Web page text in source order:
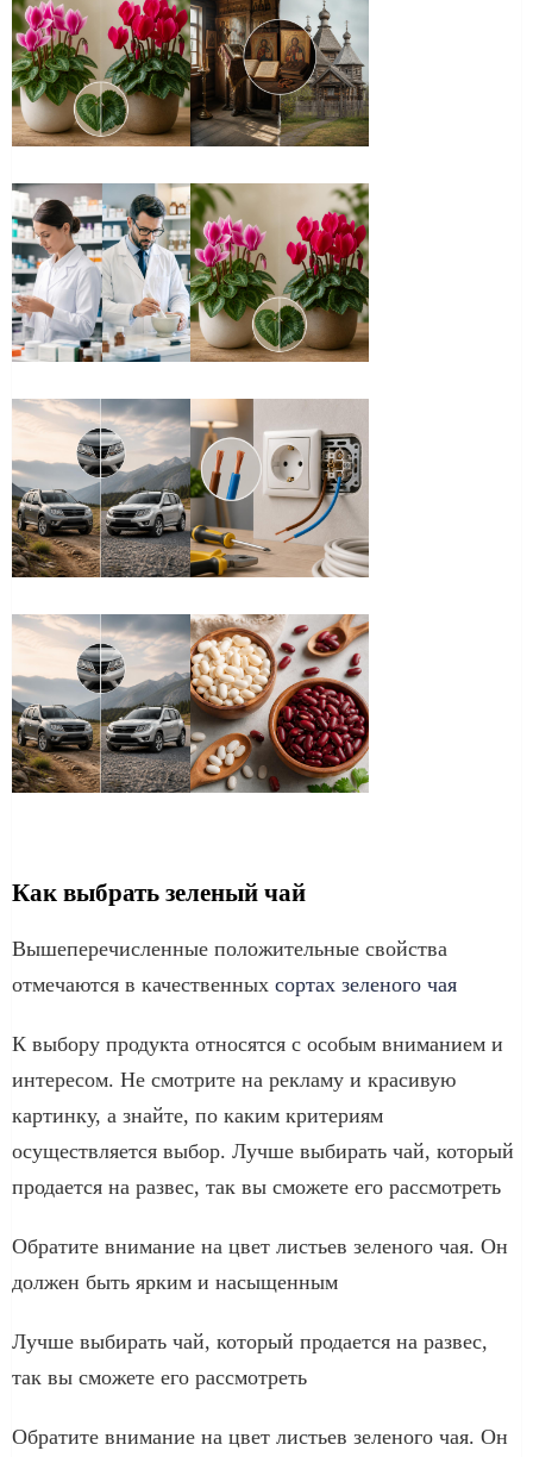
Как выбрать зеленый чай
Вышеперечисленные положительные свойства
отмечаются в качественных сортах зеленого чая
К выбору продукта относятся с особым вниманием и
интересом. Не смотрите на рекламу и красивую
картинку, а знайте, по каким критериям
осуществляется выбор. Лучше выбирать чай, который
продается на развес, так вы сможете его рассмотреть
Обратите внимание на цвет листьев зеленого чая. Он
должен быть ярким и насыщенным
Лучше выбирать чай, который продается на развес,
так вы сможете его рассмотреть
Обратите внимание на цвет листьев зеленого чая. Он